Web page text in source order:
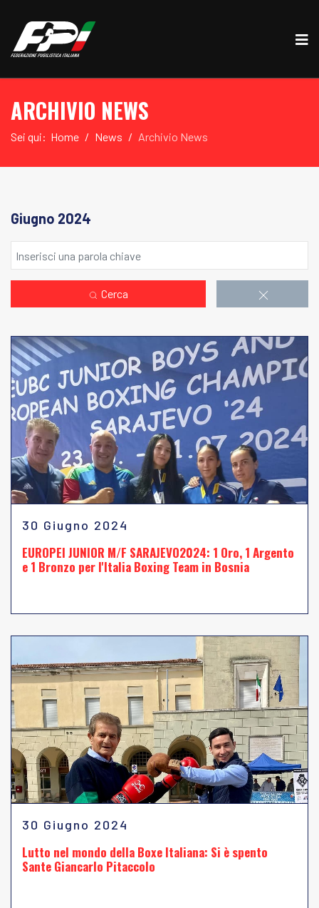
ARCHIVIO NEWS
Sei qui: Home News Archivio News
Giugno 2024
Cerca
30 Giugno 2024
EUROPEI JUNIOR M/F SARAJEVO2024: 1 Oro, 1 Argento
e 1 Bronzo per l'Italia Boxing Team in Bosnia
30 Giugno 2024
Lutto nel mondo della Boxe Italiana: Si è spento
Sante Giancarlo Pitaccolo